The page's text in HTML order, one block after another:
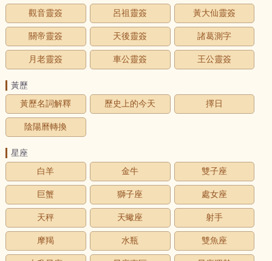
觀音靈簽
呂祖靈簽 黃大仙靈簽
關帝靈簽 天後靈簽 諸葛測字
月老靈簽 車公靈簽 王公靈簽
黃歷
黃歷名詞解釋
歷史上的今天 擇日
陰陽曆轉換
星座
白羊
金牛 雙子座
巨蟹 獅子座 處女座
天秤 天蠍座 射手
摩羯 水瓶 雙魚座